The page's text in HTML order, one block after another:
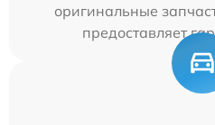
оригинальные
предоставляет